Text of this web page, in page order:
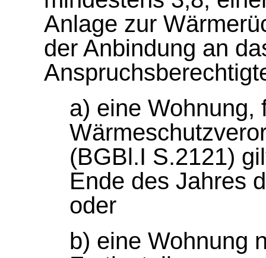
Anlage zur
der Anbindung an
a) eine Wohnung,
(BGBl.I S.2121)
Ende des Jahres
oder
b) eine Wohnung